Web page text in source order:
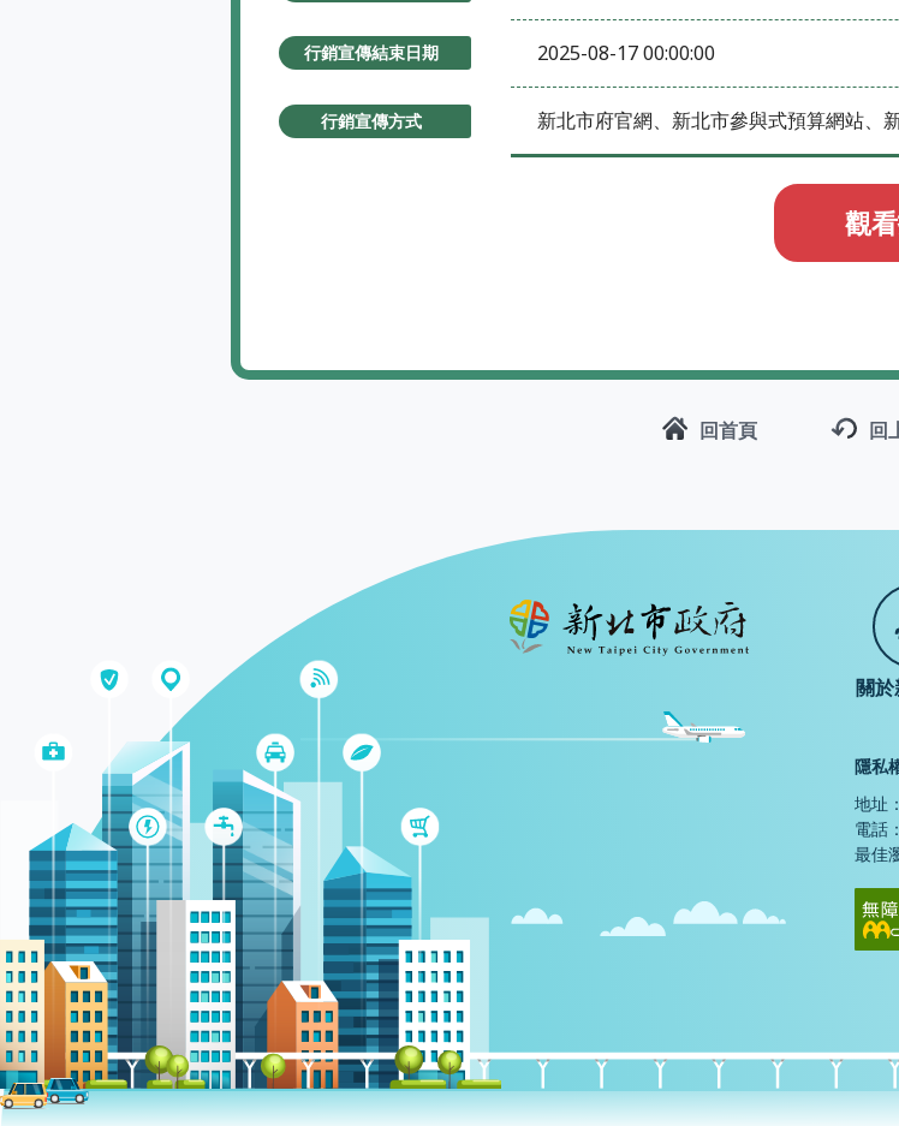
行銷宣傳結束日期 2025-08-17 00:00:00
行銷宣傳方式 新北市府官網、新北市參與式預算網站、
觀
回首頁 回
關
隱私
地址
電話
最佳